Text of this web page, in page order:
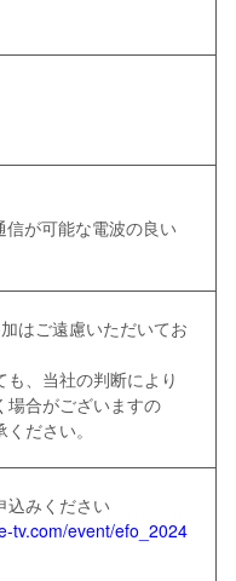
が可能な電波の良い
はご遠慮いただいてお
、当社の判断により
場合がございますの
ださい。
込みください
tv.com/event/efo_2024